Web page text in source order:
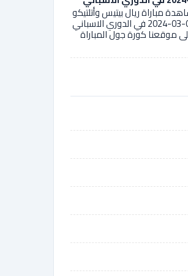
مباراة ريال بيتيس وأتلتيكو
مدريد بث مباشر 03-03-2024 في الدوري الاسباني
موقعنا كورة جول المباراة